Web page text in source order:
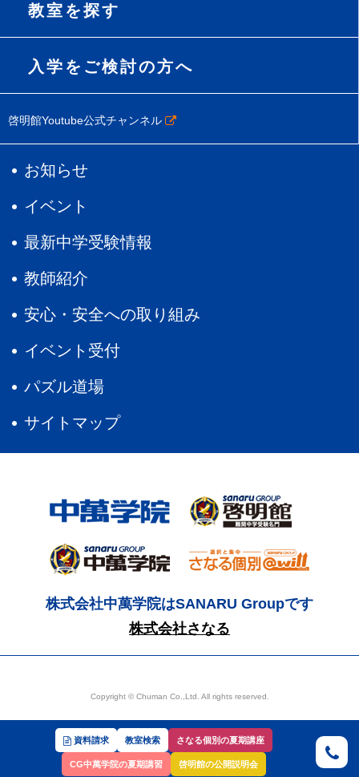
資料請求 教室検索 さなる個別の夏期講座
CG中萬学院の夏期講習 啓明館の公開説明会
教室を探す
入学をご検討の方へ
啓明館Youtube公式チャンネル
お知らせ
イベント
最新中学受験情報
教師紹介
安心・安全への取り組み
イベント受付
パズル道場
サイトマップ
株式会社中萬学院はSANARU Groupです
株式会社さなる
Copyright © Chuman Co.,Ltd. All rights reserved.